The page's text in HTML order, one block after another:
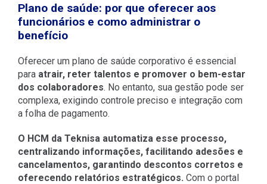
Plano de saúde: por que oferecer aos
funcionários e como administrar o
benefício
Oferecer um plano de saúde corporativo é essencial
para atrair, reter talentos e promover o bem-estar
dos colaboradores. No entanto, sua gestão pode ser
complexa, exigindo controle preciso e integração com
a folha de pagamento.
O HCM da Teknisa automatiza esse processo,
centralizando informações, facilitando adesões e
cancelamentos, garantindo descontos corretos e
oferecendo relatórios estratégicos. Com o portal